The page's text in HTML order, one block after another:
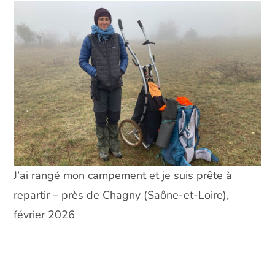
J’ai rangé mon campement et je suis prête à
repartir – près de Chagny (Saône-et-Loire),
février 2026